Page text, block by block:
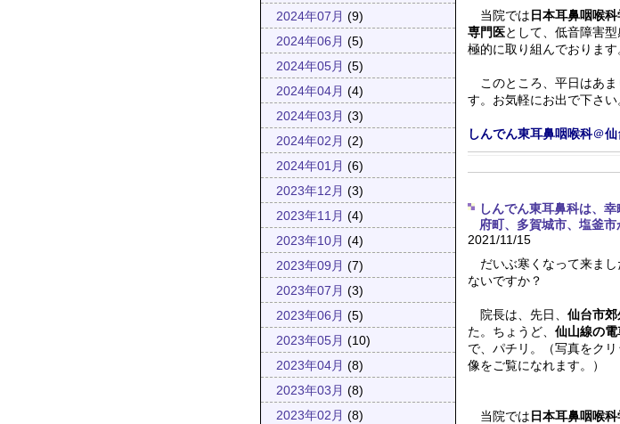
2024年07月 (9)
2024年06月 (5)
2024年05月 (5)
2024年04月 (4)
2024年03月 (3)
2024年02月 (2)
2024年01月 (6)
2023年12月 (3)
2023年11月 (4)
2023年10月 (4)
2023年09月 (7)
2023年07月 (3)
2023年06月 (5)
2023年05月 (10)
2023年04月 (8)
2023年03月 (8)
2023年02月 (8)
当院では 日本耳鼻咽喉
専門医として、低音障害
極的に取り組んでおります
このところ、平日はあま
す。お気軽にお出で下さい
しんでん東耳鼻咽喉科＠仙
しんでん東耳鼻科は、
府町、多賀城市、塩釜
2021/11/15
だいぶ寒くなって来まし
ないですか？
院長は、先日、 仙台市郊
た。ちょうど、 仙山線の電
で、パチリ。（写真をク
像をご覧になれます。）
当院では 日本耳鼻咽喉